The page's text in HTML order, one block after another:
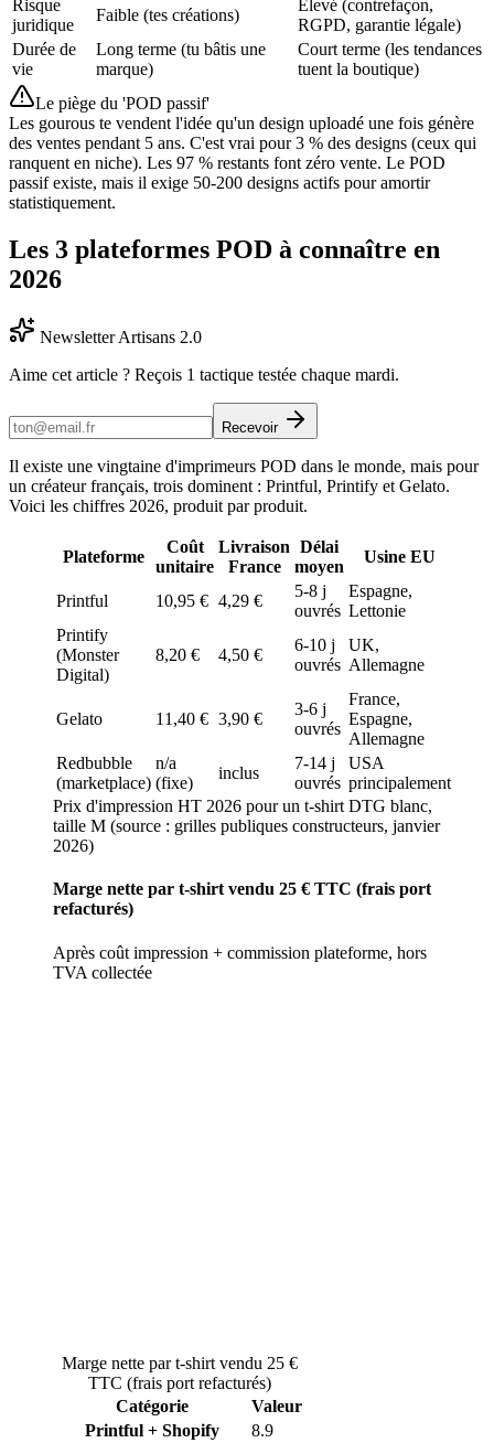
Risque
juridique
Faible (tes créations)
Élevé (contrefaçon,
RGPD, garantie légale)
Durée de
vie
Long terme (tu bâtis une
marque)
Court terme (les tendances
tuent la boutique)
Le piège du 'POD passif'
Les gourous te vendent l'idée qu'un design uploadé une fois génère
des ventes pendant 5 ans. C'est vrai pour 3 % des designs (ceux qui
ranquent en niche). Les 97 % restants font zéro vente. Le POD
passif existe, mais il exige 50-200 designs actifs pour amortir
statistiquement.
Les 3 plateformes POD à connaître en
2026
Newsletter Artisans 2.0
Aime cet article ? Reçois 1 tactique testée chaque mardi.
Recevoir
Il existe une vingtaine d'imprimeurs POD dans le monde, mais pour
un créateur français, trois dominent : Printful, Printify et Gelato.
Voici les chiffres 2026, produit par produit.
Plateforme
Coût
unitaire
Livraison
France
Délai
moyen
Usine EU
Printful 10,95 € 4,29 €
5-8 j
ouvrés
Espagne,
Lettonie
Printify
(Monster
Digital)
8,20 € 4,50 €
6-10 j
ouvrés
UK,
Allemagne
Gelato 11,40 € 3,90 €
3-6 j
ouvrés
France,
Espagne,
Allemagne
Redbubble
(marketplace)
n/a
(fixe)
inclus
7-14 j
ouvrés
USA
principalement
Prix d'impression HT 2026 pour un t-shirt DTG blanc,
taille M (source : grilles publiques constructeurs, janvier
2026)
Marge nette par t-shirt vendu 25 € TTC (frais port
refacturés)
Après coût impression + commission plateforme, hors
TVA collectée
Marge nette par t-shirt vendu 25 €
TTC (frais port refacturés)
Catégorie
Valeur
Printful + Shopify
8.9